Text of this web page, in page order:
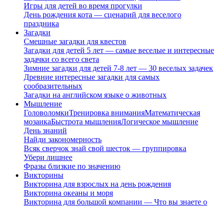
Игры для детей во время прогулки
День рождения кота — сценарий для веселого
праздника
Загадки
Смешные загадки для квестов
Загадки для детей 5 лет — самые веселые и интересные
задачки со всего света
Зимние загадки для детей 7-8 лет — 30 веселых задачек
Древние интересные загадки для самых
сообразительных
Загадки на английском языке о животных
Мышление
ГоловоломкиТренировка вниманияМатематическая
мозаикаБыстрота мышленияЛогическое мышление
День знаний
Найди закономерность
Всяк сверчок знай свой шесток — группировка
Убери лишнее
Фразы близкие по значению
Викторины
Викторина для взрослых на день рождения
Викторина океаны и моря
Викторина для большой компании — Что вы знаете о